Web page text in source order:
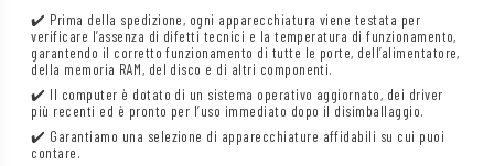
✔️ Prima della spedizione, ogni apparecchiatura viene testata per
verificare l’assenza di difetti tecnici e la temperatura di funzionamento,
garantendo il corretto funzionamento di tutte le porte, dell’alimentatore,
della memoria RAM, del disco e di altri componenti.
✔️ Il computer è dotato di un sistema operativo aggiornato, dei driver
più recenti ed è pronto per l’uso immediato dopo il disimballaggio.
✔️ Garantiamo una selezione di apparecchiature affidabili su cui puoi
contare.